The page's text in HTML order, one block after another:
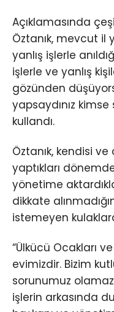
Açıklamasında
Öztanık, mevcut il
yanlış işlerle
işlerle ve yanlış
gözünden
yapsaydınız
kullandı.
Öztanık, kendisi
yaptıkları
yönetime
dikkate
istemeyen
“Ülkücü Ocakları
evimizdir. Bizim
sorunumuz
işlerin arkasında